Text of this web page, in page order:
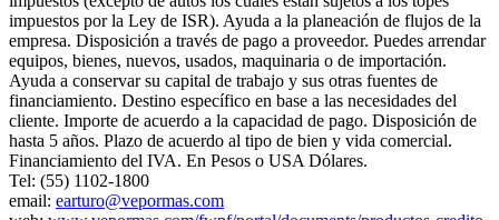
impuestos por la Ley de ISR). Ayuda a la planeación de flujos de la
empresa. Disposición a través de pago a proveedor. Puedes arrendar
equipos, bienes, nuevos, usados, maquinaria o de importación.
Ayuda a conservar su capital de trabajo y sus otras fuentes de
financiamiento. Destino específico en base a las necesidades del
cliente. Importe de acuerdo a la capacidad de pago. Disposición de
hasta 5 años. Plazo de acuerdo al tipo de bien y vida comercial.
Financiamiento del IVA. En Pesos o USA Dólares.
Tel: (55) 1102-1800
email: earturo@vepormas.com